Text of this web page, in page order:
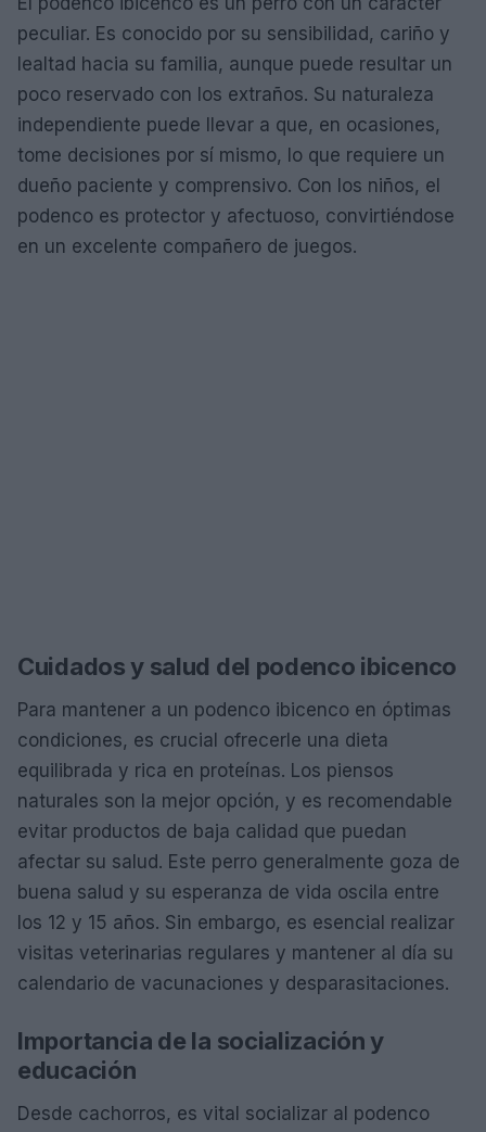
peculiar. Es conocido por su sensibilidad, cariño y
lealtad hacia su familia, aunque puede resultar un
poco reservado con los extraños. Su naturaleza
independiente puede llevar a que, en ocasiones,
tome decisiones por sí mismo, lo que requiere un
dueño paciente y comprensivo. Con los niños, el
podenco es protector y afectuoso, convirtiéndose
en un excelente compañero de juegos.
Cuidados y salud del podenco ibicenco
Para mantener a un podenco ibicenco en óptimas
condiciones, es crucial ofrecerle una dieta
equilibrada y rica en proteínas. Los piensos
naturales son la mejor opción, y es recomendable
evitar productos de baja calidad que puedan
afectar su salud. Este perro generalmente goza de
buena salud y su esperanza de vida oscila entre
los 12 y 15 años. Sin embargo, es esencial realizar
visitas veterinarias regulares y mantener al día su
calendario de vacunaciones y desparasitaciones.
Importancia de la socialización y
educación
Desde cachorros, es vital socializar al podenco